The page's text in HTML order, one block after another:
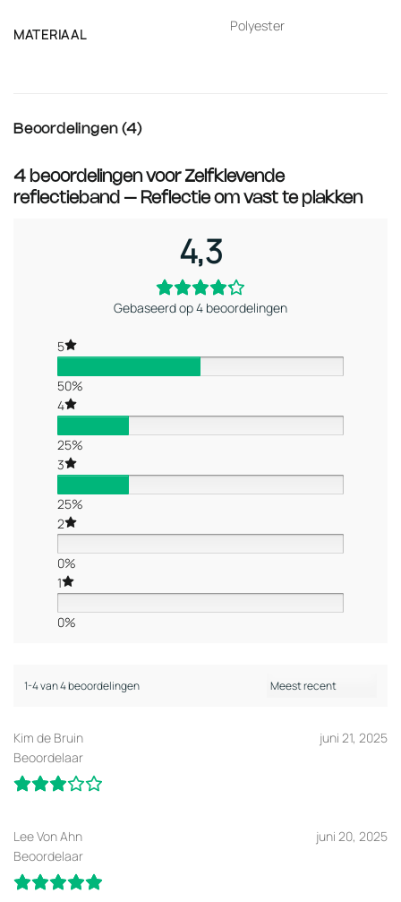
MATERIAAL
Polyester
Beoordelingen (4)
4 beoordelingen voor Zelfklevende
reflectieband – Reflectie om vast te plakken
4,3
Gebaseerd op 4 beoordelingen
5
50%
4
25%
3
25%
2
0%
1
0%
1-4 van 4 beoordelingen
Kim de Bruin
Beoordelaar
juni 21, 2025
Lee Von Ahn
Beoordelaar
juni 20, 2025